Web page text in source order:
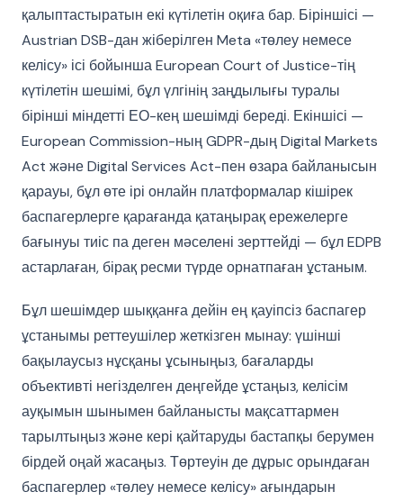
қалыптастыратын екі күтілетін оқиға бар. Біріншісі —
Austrian DSB-дан жіберілген Meta «төлеу немесе
келісу» ісі бойынша European Court of Justice-тің
күтілетін шешімі, бұл үлгінің заңдылығы туралы
бірінші міндетті ЕО-кең шешімді береді. Екіншісі —
European Commission-ның GDPR-дың Digital Markets
Act және Digital Services Act-пен өзара байланысын
қарауы, бұл өте ірі онлайн платформалар кішірек
баспагерлерге қарағанда қатаңырақ ережелерге
бағынуы тиіс па деген мәселені зерттейді — бұл EDPB
астарлаған, бірақ ресми түрде орнатпаған ұстаным.
Бұл шешімдер шыққанға дейін ең қауіпсіз баспагер
ұстанымы реттеушілер жеткізген мынау: үшінші
бақылаусыз нұсқаны ұсыныңыз, бағаларды
объективті негізделген деңгейде ұстаңыз, келісім
ауқымын шынымен байланысты мақсаттармен
тарылтыңыз және кері қайтаруды бастапқы берумен
бірдей оңай жасаңыз. Төртеуін де дұрыс орындаған
баспагерлер «төлеу немесе келісу» ағындарын